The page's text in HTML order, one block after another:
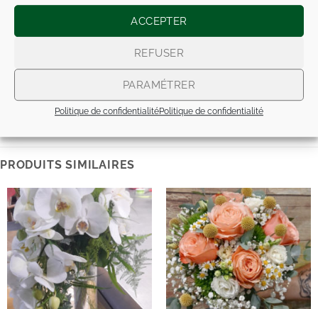
ACCEPTER
REFUSER
PARAMÉTRER
Politique de confidentialitéPolitique de confidentialité
NAISSANCE / BAPTÊME
NOS COMPOS ARTIFICIELLES
PRODUITS SIMILAIRES